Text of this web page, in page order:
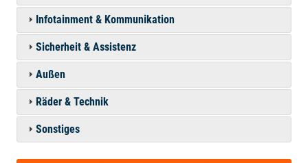
Infotainment & Kommunikation
Sicherheit & Assistenz
Außen
Räder & Technik
Sonstiges